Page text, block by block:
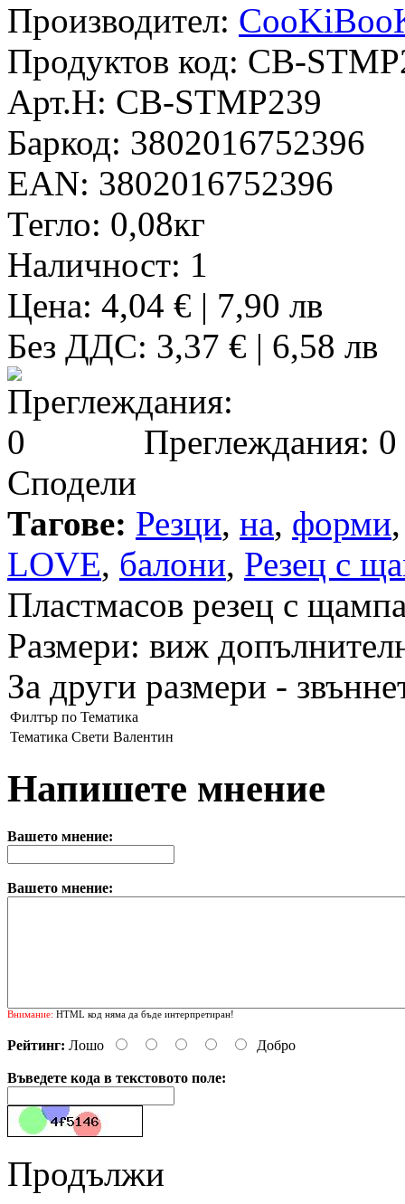
Производител:
Продуктов код: CB-
Арт.Н: CB-STMP239
Баркод: 3802016752396
EAN: 3802016752396
Тегло: 0,08кг
Наличност: 1
Цена: 4,04 € | 7,90 лв
Без ДДС: 3,37 € | 6,58 лв
Преглеждания: 0
Сподели
Тагове: Резци, на, форми
LOVE, балони, Резец с
Пластмасов резец с
Размери: виж
За други размери -
Филтър по Тематика
Тематика Свети Валентин
Напишете мнение
Вашето мнение:
Вашето мнение:
Внимание: HTML код няма да бъде интерпретиран!
Рейтинг: Лошо Добро
Въведете кода в текстовото поле:
Продължи